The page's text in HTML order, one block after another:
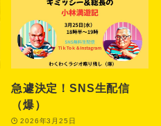
急遽決定！SNS生配信
（爆）
2026年3月25日